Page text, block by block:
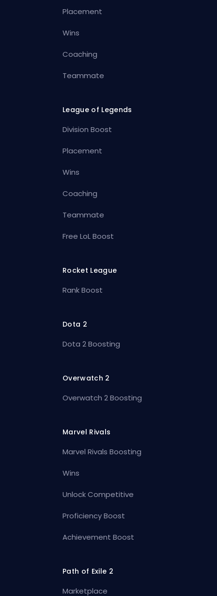
Placement
Wins
Coaching
Teammate
League of Legends
Division Boost
Placement
Wins
Coaching
Teammate
Free LoL Boost
Rocket League
Rank Boost
Dota 2
Dota 2 Boosting
Overwatch 2
Overwatch 2 Boosting
Marvel Rivals
Marvel Rivals Boosting
Wins
Unlock Competitive
Proficiency Boost
Achievement Boost
Path of Exile 2
Marketplace